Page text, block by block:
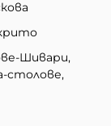
Шивари,
столове,